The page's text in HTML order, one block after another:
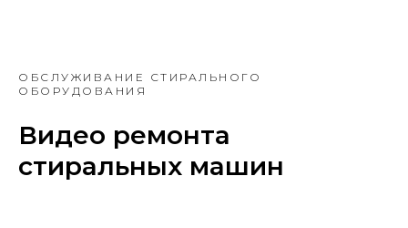
ОБСЛУЖИВАНИЕ СТИРАЛЬНОГО
ОБОРУДОВАНИЯ
Видео ремонта
стиральных машин